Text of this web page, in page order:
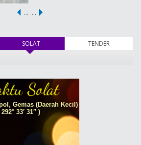
… …
SOLAT(tab aktif) TENDER